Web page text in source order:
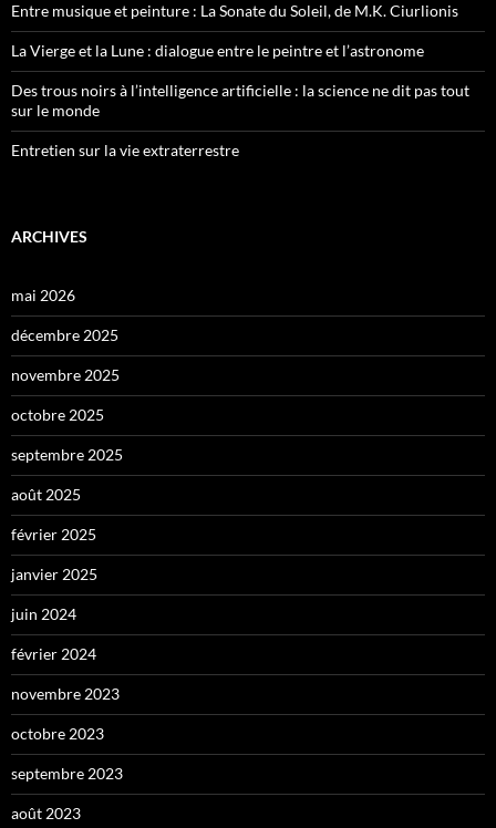
Entre musique et peinture : La Sonate du Soleil, de M.K. Ciurlionis
La Vierge et la Lune : dialogue entre le peintre et l’astronome
Des trous noirs à l’intelligence artificielle : la science ne dit pas tout
sur le monde
Entretien sur la vie extraterrestre
ARCHIVES
mai 2026
décembre 2025
novembre 2025
octobre 2025
septembre 2025
août 2025
février 2025
janvier 2025
juin 2024
février 2024
novembre 2023
octobre 2023
septembre 2023
août 2023